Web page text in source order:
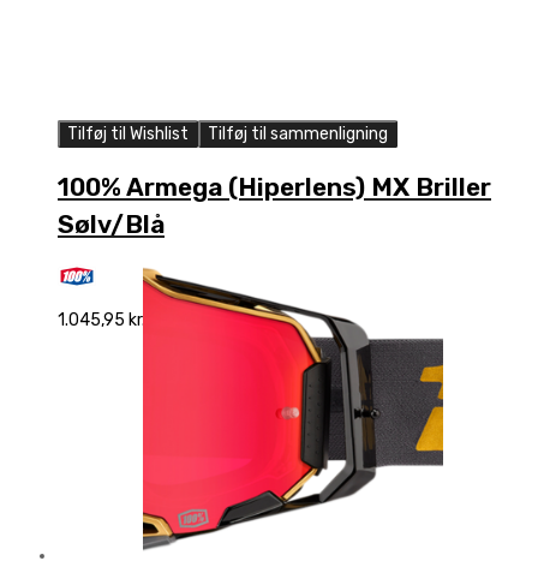
Tilføj til Wishlist Tilføj til sammenligning
100% Armega (Hiperlens) MX Briller
Sølv/Blå
1.045,95 kr. Add to cart